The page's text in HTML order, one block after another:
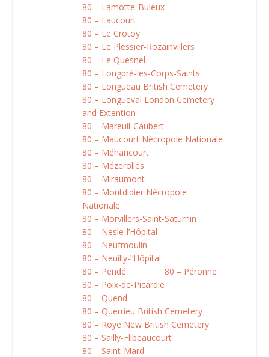
80 – Lamotte-Buleux
80 – Laucourt
80 – Le Crotoy
80 – Le Plessier-Rozainvillers
80 – Le Quesnel
80 – Longpré-les-Corps-Saints
80 – Longueau British Cemetery
80 – Longueval London Cemetery
and Extention
80 – Mareuil-Caubert
80 – Maucourt Nécropole Nationale
80 – Méharicourt
80 – Mézerolles
80 – Miraumont
80 – Montdidier Nécropole
Nationale
80 – Morvillers-Saint-Saturnin
80 – Nesle-l’Hôpital
80 – Neufmoulin
80 – Neuilly-l’Hôpital
80 – Pendé
80 – Péronne
80 – Poix-de-Picardie
80 – Quend
80 – Querrieu British Cemetery
80 – Roye New British Cemetery
80 – Sailly-Flibeaucourt
80 – Saint-Mard